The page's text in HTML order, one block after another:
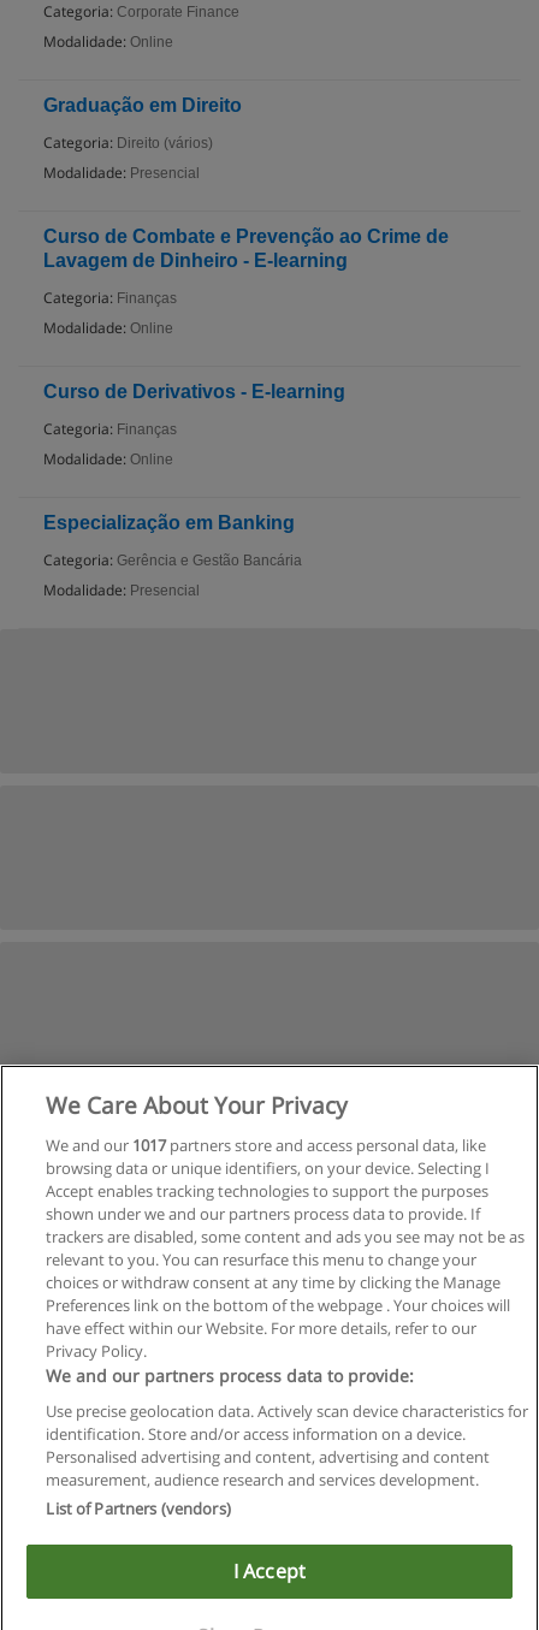
Categoria: Corporate Finance
Modalidade: Online
Graduação em Direito
Categoria: Direito (vários)
Modalidade: Presencial
Curso de Combate e Prevenção ao Crime de
Lavagem de Dinheiro - E-learning
Categoria: Finanças
Modalidade: Online
Curso de Derivativos - E-learning
Categoria: Finanças
Modalidade: Online
Especialização em Banking
Categoria: Gerência e Gestão Bancária
Modalidade: Presencial
2 Próxima
Página de
Regras de uso
Privacidade de dados
Entrar em contato com Educaedu
Copyright © Educaedu Business S.L. - CIF : B-95610580: -
We Care About Your Privacy
We and our 1017partners store and access personal data, like
browsing data or unique identifiers, on your device. Selecting I
Accept enables tracking technologies to support the purposes
shown under we and our partners process data to provide. If
trackers are disabled, some content and ads you see may not be as
relevant to you. You can resurface this menu to change your
choices or withdraw consent at any time by clicking the Manage
Preferences link on the bottom of the webpage . Your choices will
have effect within our Website. For more details, refer to our
Privacy Policy.
We and our partners process data to provide:
Use precise geolocation data. Actively scan device characteristics for
identification. Store and/or access information on a device.
Personalised advertising and content, advertising and content
measurement, audience research and services development.
List of Partners (vendors)
I Accept